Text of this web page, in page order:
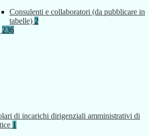
Consulenti e collaboratori (da pubblicare in
tabelle) 2
236
di incarichi dirigenziali amministrativi di
1